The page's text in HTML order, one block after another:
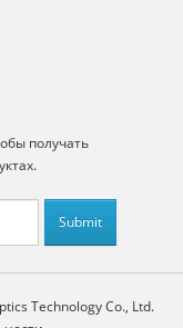
получать
Technology Co., Ltd.